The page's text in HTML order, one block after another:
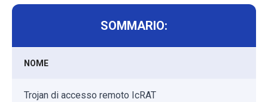
SOMMARIO:
NOME
Trojan di accesso remoto IcRAT